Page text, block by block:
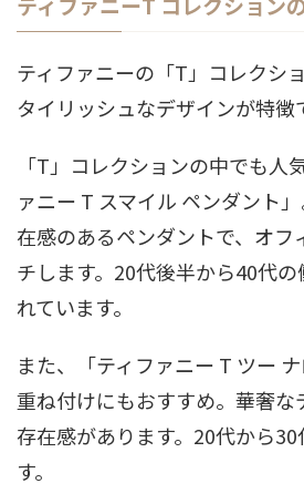
ティファニーの「T」コレクシ
タイリッシュなデザインが特徴
「T」コレクションの中でも人
ァニー T スマイル ペンダント
在感のあるペンダントで、オフ
チします。20代後半から40代
れています。
また、「ティファニー T ツー ナ
重ね付けにもおすすめ。華奢な
存在感があります。20代から
す。